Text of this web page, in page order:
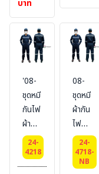
คล้อง
คอ
ปรับ
วสาย
FR
fabric
weight
260
g ,
03
Premium
(แบบ
กระดุม)
ยี่ห้อ
Bestsafe
สี :
กรม
บาท
03
(แบบ
กระดุม)
ยี่ห้อ
'08-
ชุดหมี
กันไฟ
ผ้า
tencasafe
plus
700AI
24-
4218
08-
ชุดหมี
ผ้ากัน
ไฟ
FRC
ผ้า
24-
4718-
NB